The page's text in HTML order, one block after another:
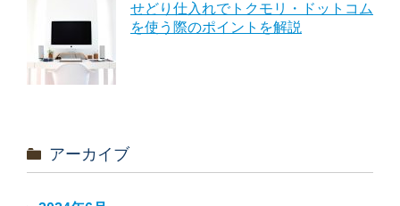
せどり仕入れでトクモリ・ドットコム
を使う際のポイントを解説
アーカイブ